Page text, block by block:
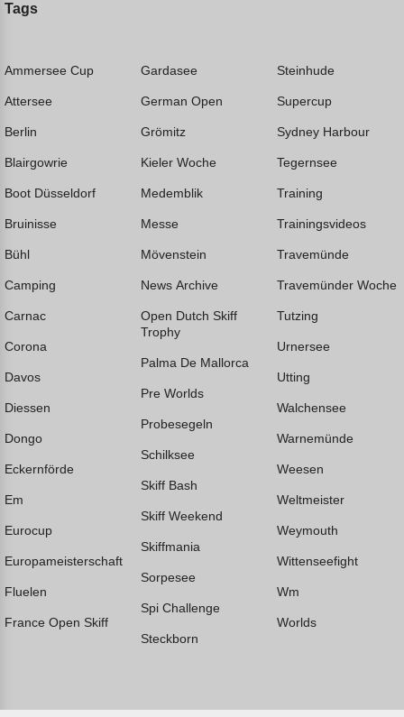
Tags
Ammersee Cup
Attersee
Berlin
Blairgowrie
Boot Düsseldorf
Bruinisse
Bühl
Camping
Carnac
Corona
Davos
Diessen
Dongo
Eckernförde
Em
Eurocup
Europameisterschaft
Fluelen
France Open Skiff
Gardasee
German Open
Grömitz
Kieler Woche
Medemblik
Messe
Mövenstein
News Archive
Open Dutch Skiff
Trophy
Palma De Mallorca
Pre Worlds
Probesegeln
Schilksee
Skiff Bash
Skiff Weekend
Skiffmania
Sorpesee
Spi Challenge
Steckborn
Steinhude
Supercup
Sydney Harbour
Tegernsee
Training
Trainingsvideos
Travemünde
Travemünder Woche
Tutzing
Urnersee
Utting
Walchensee
Warnemünde
Weesen
Weltmeister
Weymouth
Wittenseefight
Wm
Worlds